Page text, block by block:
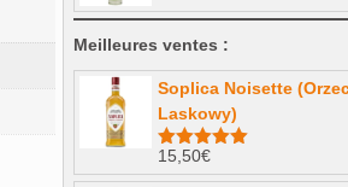
Meilleures ventes :
Soplica Noisette
Laskowy)
Note4.98
sur 5
15,50€